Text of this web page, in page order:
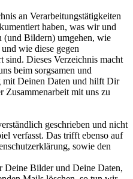
an Verarbeitungstätigkeiten
haben, was wir und
Bildern) umgehen, wie
wie diese gegen
sind. Dieses Verzeichnis macht
beim sorgsamen und
mit Deinen Daten und hilft Dir
Zusammenarbeit mit uns zu
geschrieben und nicht
verfasst. Das trifft ebenso auf
sowie den
Deine Bilder und Deine Daten,